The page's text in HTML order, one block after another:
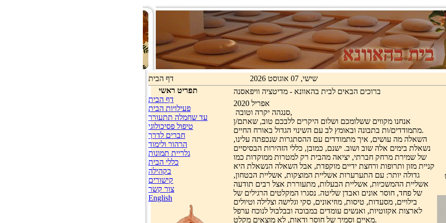
דף הבית
שישי, 07 אוגוסט 2026
תפריט ראשי
דף הבית
פעילויות הבית
עד שחמלה תתעורר
טיפול פסיכולוגי
חברים לדרך
הרהור ולימוד
גלריית תמונות
כללי הבית
בקהילה
קישורים
צור קשר
English
ברוכים הבאים לבית בהאוונא - מדיטציה וויפאסנה
סנגהה יקרה וטובה,
אנחנו מקווים ששלומכם ושלום היקרים ללבכם טוב, שאתם/ן
מתמודדים/ות בתבונה ובאומץ לב עם השינוי הגדול באורח החיים.
השאלה מה עושים, איך מתמודדים עם ההסתגרות שנכפתה עלינו,
נשאלת בימים אלה שוב ושוב. ישנם, כמובן, כללי הזהירות הבסיסיים
של שמירת מרחק חברתי, יציאה מהבית רק למטרות ממוקדות כמו
קניית מזון ותרופות ורחצת ידיים מוקפדת, אבל השאלה הנשאלת היא
גדולה יותר: עם התערערות אשליית המוצקות, אשליית הבטחון,
אשליית ההמשכיות, אשליית הבעלות, מתעוררת אצל רבים תודעה
של פחד, חוסר אונים ואבדן שליטה. נסגרו המקלטים הרגילים של
בילויים, מסעדות, טיסות, מוזיאונים, סקי וגלישה וצלילה וטיולים
לארצות אקזוטיות, ואנשים עומדים במבוכה ובבלבול לנוכח ערפל
מאיים וסמיך של חוסר ודאות, לא מוצאים מקלט.